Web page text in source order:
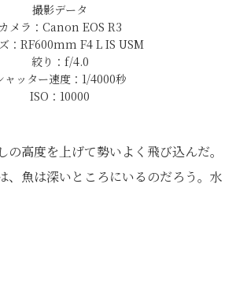
撮影データ
カメラ：Canon EOS R3
：RF600mm F4 L IS USM
絞り：f/4.0
ャッター速度：1/4000秒
ISO：10000
の高度を上げて勢いよく飛び込んだ。
、魚は深いところにいるのだろう。水